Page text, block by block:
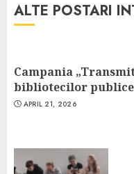
ALTE POSTARI
Campania
bibliotecilor publice
APRIL 21, 2026